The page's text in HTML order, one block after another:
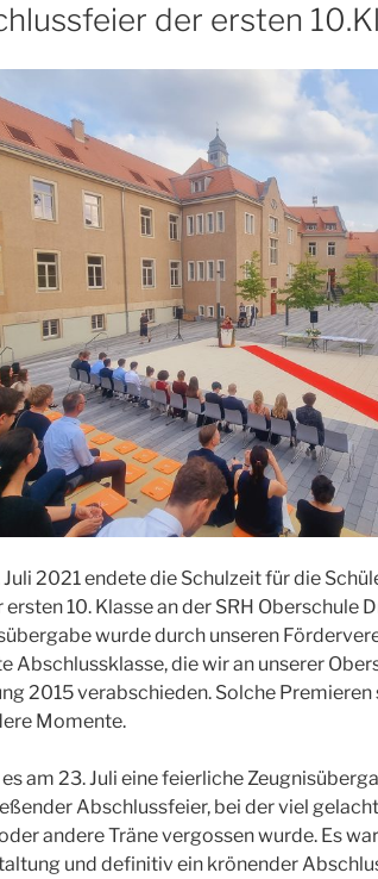
der ersten
2021 endete die Schulzeit für die
ersten 10. Klasse an der SRH Oberschule
wurde durch unseren
Abschlussklasse, die wir an unserer
2015 verabschieden. Solche
Momente.
am 23. Juli eine feierliche
Abschlussfeier, bei der viel
andere Träne vergossen wurde. Es
und definitiv ein krönender